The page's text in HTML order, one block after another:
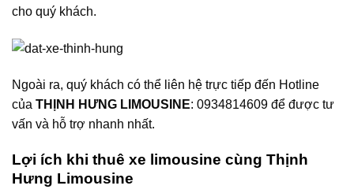
cho quý khách.
Ngoài ra, quý khách có thể liên hệ trực tiếp đến Hotline
của THỊNH HƯNG LIMOUSINE: 0934814609 để được tư
vấn và hỗ trợ nhanh nhất.
Lợi ích khi thuê xe limousine cùng Thịnh
Hưng Limousine